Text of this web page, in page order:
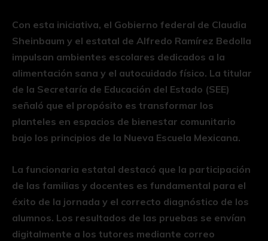
Con esta iniciativa, el Gobierno federal de Claudia
Sheinbaum y el estatal de Alfredo Ramírez Bedolla
impulsan ambientes escolares dedicados a la
alimentación sana y el autocuidado físico. La titular
de la Secretaría de Educación del Estado (SEE)
señaló que el propósito es transformar los
planteles en espacios de bienestar comunitario
bajo los principios de la Nueva Escuela Mexicana.
La funcionaria estatal destacó que la participación
de las familias y docentes es fundamental para el
éxito de la jornada y el correcto diagnóstico de los
alumnos. Los resultados de las pruebas se envían
digitalmente a los tutores mediante correo